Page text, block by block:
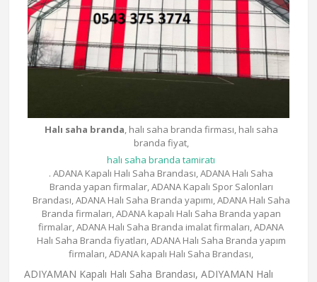
Halı saha branda, halı saha branda firması, halı saha
branda fiyat,
halı saha branda tamiratı
. ADANA Kapalı Halı Saha Brandası, ADANA Halı Saha
Branda yapan firmalar, ADANA Kapalı Spor Salonları
Brandası, ADANA Halı Saha Branda yapımı, ADANA Halı Saha
Branda firmaları, ADANA kapalı Halı Saha Branda yapan
firmalar, ADANA Halı Saha Branda imalat firmaları, ADANA
Halı Saha Branda fiyatları, ADANA Halı Saha Branda yapım
firmaları, ADANA kapalı Halı Saha Brandası,
ADIYAMAN Kapalı Halı Saha Brandası, ADIYAMAN Halı